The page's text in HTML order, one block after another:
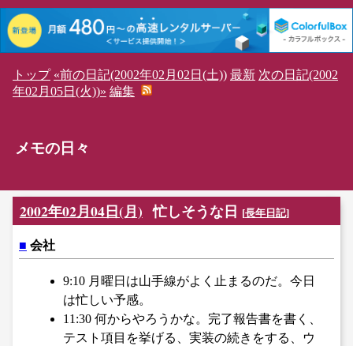
トップ «前の日記(2002年02月02日(土)) 最新 次の日記(2002
年02月05日(火))» 編集
メモの日々
2002年02月04日(月) 忙しそうな日 [長年日記]
■ 会社
9:10 月曜日は山手線がよく止まるのだ。今日
は忙しい予感。
11:30 何からやろうかな。完了報告書を書く、
テスト項目を挙げる、実装の続きをする、ウ